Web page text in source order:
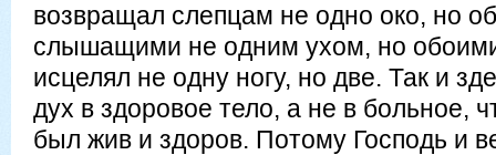
возвращал слепцам не одно око, но
слышащими не одним ухом, но
исцелял не одну ногу, но две. Так и
дух в здоровое тело, а не в больное,
был жив и здоров. Потому Господь и